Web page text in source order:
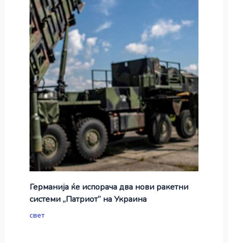
Германија ќе испорача два нови ракетни
системи „Патриот“ на Украина
свет